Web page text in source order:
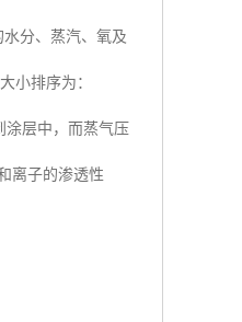
分、蒸汽、氧及
小排序为：
涂层中，而蒸气压
离子的渗透性